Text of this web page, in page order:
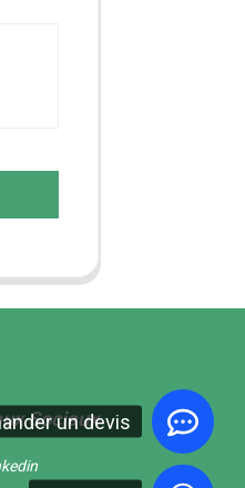
un devis
Sociaux